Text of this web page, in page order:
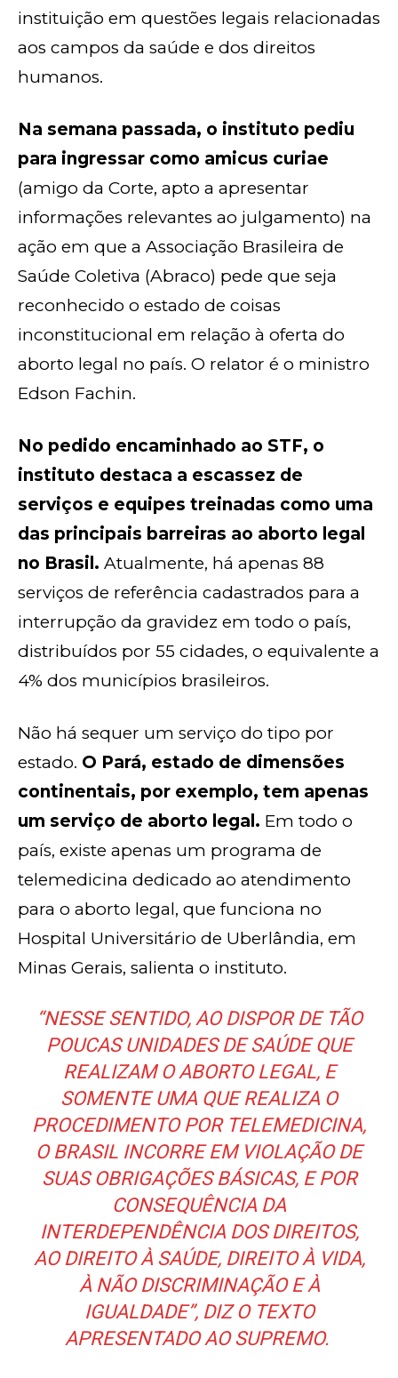
instituição em questões legais relacionadas
aos campos da saúde e dos direitos
humanos.
Na semana passada, o instituto pediu
para ingressar como amicus curiae
(amigo da Corte, apto a apresentar
informações relevantes ao julgamento) na
ação em que a Associação Brasileira de
Saúde Coletiva (Abraco) pede que seja
reconhecido o estado de coisas
inconstitucional em relação à oferta do
aborto legal no país. O relator é o ministro
Edson Fachin.
No pedido encaminhado ao STF, o
instituto destaca a escassez de
serviços e equipes treinadas como uma
das principais barreiras ao aborto legal
no Brasil. Atualmente, há apenas 88
serviços de referência cadastrados para a
interrupção da gravidez em todo o país,
distribuídos por 55 cidades, o equivalente a
4% dos municípios brasileiros.
Não há sequer um serviço do tipo por
estado. O Pará, estado de dimensões
continentais, por exemplo, tem apenas
um serviço de aborto legal. Em todo o
país, existe apenas um programa de
telemedicina dedicado ao atendimento
para o aborto legal, que funciona no
Hospital Universitário de Uberlândia, em
Minas Gerais, salienta o instituto.
“NESSE SENTIDO, AO DISPOR DE TÃO
POUCAS UNIDADES DE SAÚDE QUE
REALIZAM O ABORTO LEGAL, E
SOMENTE UMA QUE REALIZA O
PROCEDIMENTO POR TELEMEDICINA,
O BRASIL INCORRE EM VIOLAÇÃO DE
SUAS OBRIGAÇÕES BÁSICAS, E POR
CONSEQUÊNCIA DA
INTERDEPENDÊNCIA DOS DIREITOS,
AO DIREITO À SAÚDE, DIREITO À VIDA,
À NÃO DISCRIMINAÇÃO E À
IGUALDADE”, DIZ O TEXTO
APRESENTADO AO SUPREMO.